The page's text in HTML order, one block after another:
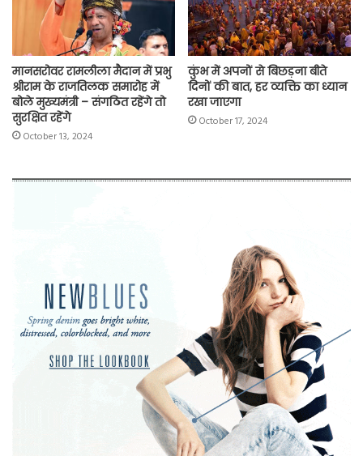
मानसरोवर रामलीला मैदान में प्रभु
श्रीराम के राजतिलक समारोह में
बोले मुख्यमंत्री – संगठित रहेंगे तो
सुरक्षित रहेंगे
October 13, 2024
कुंभ में अपनों से बिछड़ना बीते
दिनों की बात, हर व्यक्ति का ध्यान
रखा जाएगा
October 17, 2024